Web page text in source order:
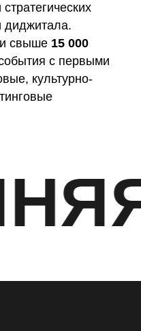
диджитала.
свыше 15 000
с первыми
культурно-